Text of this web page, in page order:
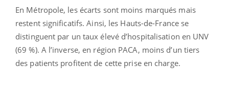
En Métropole, les écarts sont moins marqués mais
restent significatifs. Ainsi, les Hauts-de-France se
distinguent par un taux élevé d’hospitalisation en UNV
(69 %). A l’inverse, en région PACA, moins d’un tiers
des patients profitent de cette prise en charge.